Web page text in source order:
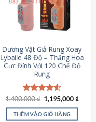
Dương Vật Giả Rung Xoay
Lybaile 48 Độ – Thăng Hoa
Cực Đỉnh Với 120 Chế Độ
Rung
Được xếp
hạng4.62
5 sao
1,400,000₫ Giá
gốc
là:
1,400,000 ₫.
1,195,000₫Giá
THÊM VÀO GIỎ HÀNG